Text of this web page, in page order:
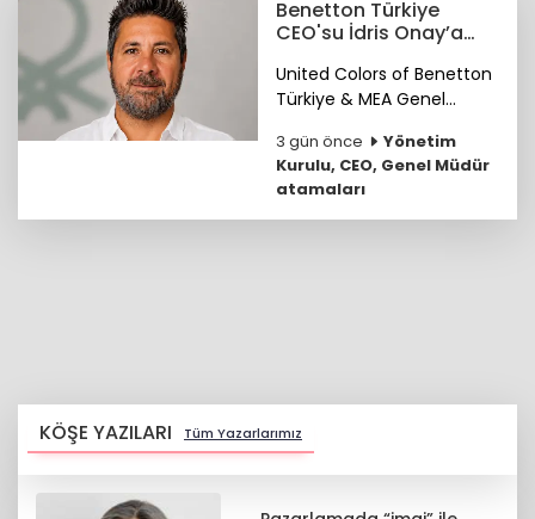
Benetton Türkiye
CEO'su İdris Onay’a
United Colors of Benetton
Türkiye & MEA Genel
Yardımcısı (VP) İdris
Onay’ın görev alanına
Yunanistan da eklendi.
3 gün önce
Yönetim
Kurulu, CEO, Genel Müdür
atamaları
KÖŞE YAZILARI Tüm Yazarlarımız